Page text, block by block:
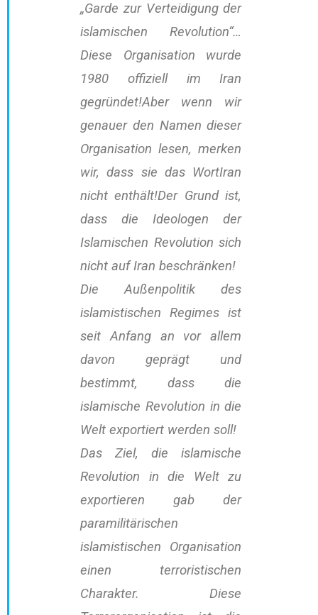
„Garde zur Verteidigung der
islamischen Revolution“…
Diese Organisation wurde
1980 offiziell im Iran
gegründet!Aber wenn wir
genauer den Namen dieser
Organisation lesen, merken
wir, dass sie das WortIran
nicht enthält!Der Grund ist,
dass die Ideologen der
Islamischen Revolution sich
nicht auf Iran beschränken!
Die Außenpolitik des
islamistischen Regimes ist
seit Anfang an vor allem
davon geprägt und
bestimmt, dass die
islamische Revolution in die
Welt exportiert werden soll!
Das Ziel, die islamische
Revolution in die Welt zu
exportieren gab der
paramilitärischen
islamistischen Organisation
einen terroristischen
Charakter. Diese